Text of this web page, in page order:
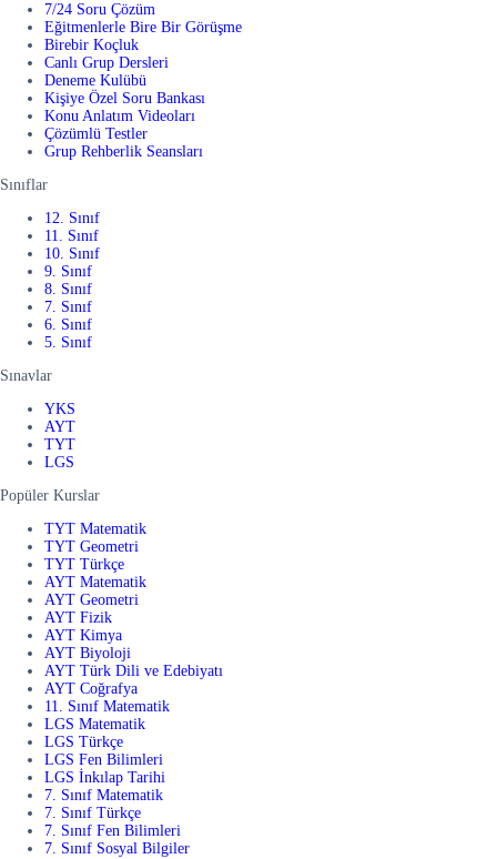
7/24 Soru Çözüm
Eğitmenlerle Bire Bir Görüşme
Birebir Koçluk
Canlı Grup Dersleri
Deneme Kulübü
Kişiye Özel Soru Bankası
Konu Anlatım Videoları
Çözümlü Testler
Grup Rehberlik Seansları
Sınıflar
12. Sınıf
11. Sınıf
10. Sınıf
9. Sınıf
8. Sınıf
7. Sınıf
6. Sınıf
5. Sınıf
Sınavlar
YKS
AYT
TYT
LGS
Popüler Kurslar
TYT Matematik
TYT Geometri
TYT Türkçe
AYT Matematik
AYT Geometri
AYT Fizik
AYT Kimya
AYT Biyoloji
AYT Türk Dili ve Edebiyatı
AYT Coğrafya
11. Sınıf Matematik
LGS Matematik
LGS Türkçe
LGS Fen Bilimleri
LGS İnkılap Tarihi
7. Sınıf Matematik
7. Sınıf Türkçe
7. Sınıf Fen Bilimleri
7. Sınıf Sosyal Bilgiler